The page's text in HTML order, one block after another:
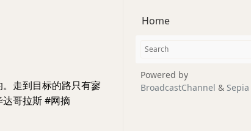
走到目标的路只有寥
哥拉斯 #网摘
Home
Powered by
BroadcastChannel & Sepia